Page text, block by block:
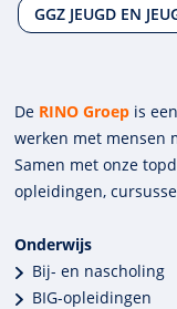
GGZ JEUGD EN
De RINO Groep is
werken met mensen
Samen met onze
opleidingen,
Onderwijs
Bij- en nascholing
BIG-opleidingen